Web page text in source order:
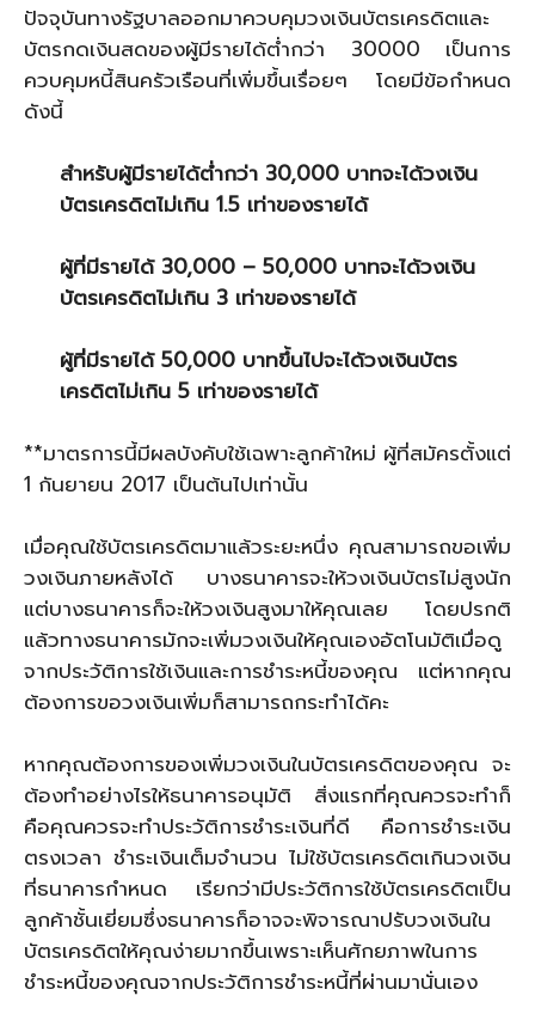
ปัจจุบันทางรัฐบาลออกมาควบคุมวงเงินบัตรเครดิตและ
บัตรกดเงินสดของผู้มีรายได้ต่ำกว่า 30000 เป็นการ
ควบคุมหนี้สินครัวเรือนที่เพิ่มขึ้นเรื่อยๆ โดยมีข้อกำหนด
ดังนี้
สำหรับผู้มีรายได้ต่ำกว่า 30,000 บาทจะได้วงเงิน
บัตรเครดิตไม่เกิน 1.5 เท่าของรายได้
ผู้ที่มีรายได้ 30,000 – 50,000 บาทจะได้วงเงิน
บัตรเครดิตไม่เกิน 3 เท่าของรายได้
ผู้ที่มีรายได้ 50,000 บาทขึ้นไปจะได้วงเงินบัตร
เครดิตไม่เกิน 5 เท่าของรายได้
**มาตรการนี้มีผลบังคับใช้เฉพาะลูกค้าใหม่ ผู้ที่สมัครตั้งแต่
1 กันยายน 2017 เป็นต้นไปเท่านั้น
เมื่อคุณใช้บัตรเครดิตมาแล้วระยะหนึ่ง คุณสามารถขอเพิ่ม
วงเงินภายหลังได้ บางธนาคารจะให้วงเงินบัตรไม่สูงนัก
แต่บางธนาคารก็จะให้วงเงินสูงมาให้คุณเลย โดยปรกติ
แล้วทางธนาคารมักจะเพิ่มวงเงินให้คุณเองอัตโนมัติเมื่อดู
จากประวัติการใช้เงินและการชำระหนี้ของคุณ แต่หากคุณ
ต้องการขอวงเงินเพิ่มก็สามารถกระทำได้คะ
หากคุณต้องการของเพิ่มวงเงินในบัตรเครดิตของคุณ จะ
ต้องทำอย่างไรให้ธนาคารอนุมัติ สิ่งแรกที่คุณควรจะทำก็
คือคุณควรจะทำประวัติการชำระเงินที่ดี คือการชำระเงิน
ตรงเวลา ชำระเงินเต็มจำนวน ไม่ใช้บัตรเครดิตเกินวงเงิน
ที่ธนาคารกำหนด เรียกว่ามีประวัติการใช้บัตรเครดิตเป็น
ลูกค้าชั้นเยี่ยมซึ่งธนาคารก็อาจจะพิจารณาปรับวงเงินใน
บัตรเครดิตให้คุณง่ายมากขึ้นเพราะเห็นศักยภาพในการ
ชำระหนี้ของคุณจากประวัติการชำระหนี้ที่ผ่านมานั่นเอง